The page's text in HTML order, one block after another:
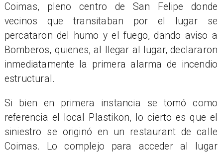
Coimas, pleno centro de San Felipe donde
vecinos que transitaban por el lugar se
percataron del humo y el fuego, dando aviso a
Bomberos, quienes, al llegar al lugar, declararon
inmediatamente la primera alarma de incendio
estructural.
Si bien en primera instancia se tomó como
referencia el local Plastikon, lo cierto es que el
siniestro se originó en un restaurant de calle
Coimas. Lo complejo para acceder al lugar